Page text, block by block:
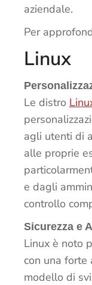
aziendale.
Per
Linux
Le distro
agli utenti di
alle proprie
e dagli
controllo
Sicurezza e
Linux è noto
con una forte
modello di